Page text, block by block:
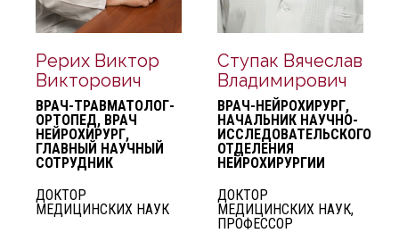
Рерих Виктор
Викторович
ВРАЧ-ТРАВМАТОЛОГ-
ОРТОПЕД, ВРАЧ
НЕЙРОХИРУРГ,
ГЛАВНЫЙ НАУЧНЫЙ
СОТРУДНИК
ДОКТОР
МЕДИЦИНСКИХ НАУК
Ступак Вячеслав
Владимирович
ВРАЧ-НЕЙРОХИРУРГ,
НАЧАЛЬНИК НАУЧНО-
ИССЛЕДОВАТЕЛЬСКОГО
ОТДЕЛЕНИЯ
НЕЙРОХИРУРГИИ
ДОКТОР
МЕДИЦИНСКИХ НАУК,
ПРОФЕССОР